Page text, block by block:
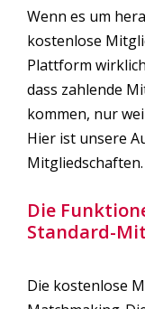
Wenn es um
kostenlose
Plattform
dass zahlende
kommen, nur
Hier ist unsere
Mitgliedschaften.
Die
Standard-
Die kostenlose